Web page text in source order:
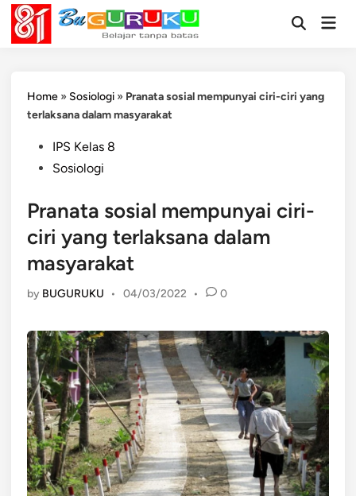
Skip
content
OpenMain
Home » Sosiologi » Pranata sosial mempunyai ciri-ciri yang
terlaksana dalam masyarakat
PostedIPS Kelas 8
Sosiologi
Pranata sosial mempunyai ciri-
ciri yang terlaksana dalam
masyarakat
by BUGURUKU • 04/03/2022 • 0